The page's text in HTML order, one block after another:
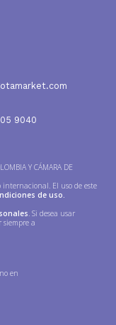
9040
Y CÁMARA DE
internacional. El uso de este
de uso.
. Si desea usar
a
en